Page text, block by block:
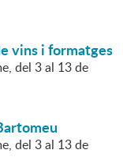
vins i formatges
del 3 al 13 de
del 3 al 13 de